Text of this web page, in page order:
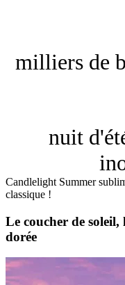
milliers de
nuit
Candlelight Summer
classique !
Le coucher de
dorée